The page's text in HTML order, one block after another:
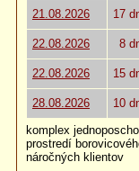
21.08.2026 17
22.08.2026 8
22.08.2026 15
28.08.2026 10
komplex
prostredí
náročných klientov